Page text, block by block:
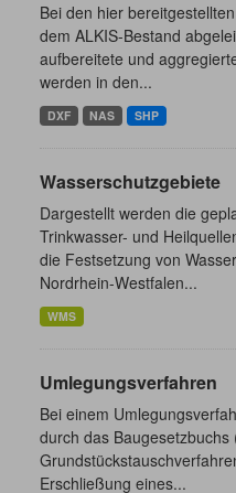
Bei den hier
dem ALKIS-Bestand
aufbereitete und
werden in den...
DXF NAS SHP
Wasserschutzgebiete
Dargestellt werden die
Trinkwasser- und
die Festsetzung von
Nordrhein-Westfalen...
WMS
Umlegungsverfahren
Bei einem
durch das
Erschließung eines...